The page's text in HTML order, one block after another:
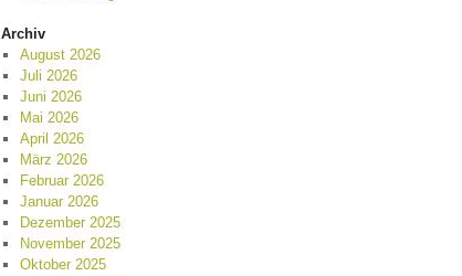
Archiv
August 2026
Juli 2026
Juni 2026
Mai 2026
April 2026
März 2026
Februar 2026
Januar 2026
Dezember 2025
November 2025
Oktober 2025